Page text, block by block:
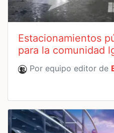
Estacionamientos
para la comunidad
Por equipo editor de